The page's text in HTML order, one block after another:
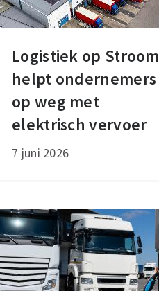
Logistiek op Stroom
helpt ondernemers
op weg met
elektrisch vervoer
7 juni 2026
Logistiek
op
Stroom
helpt
op
met
elektrisch
vervoer